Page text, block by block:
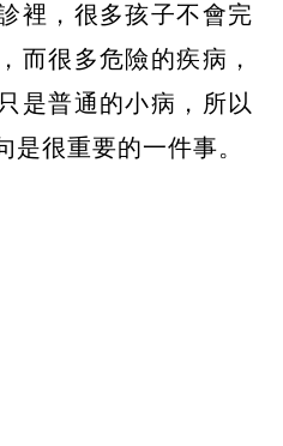
裡，很多孩子不會完
而很多危險的疾病，
是普通的小病，所以
是很重要的一件事。